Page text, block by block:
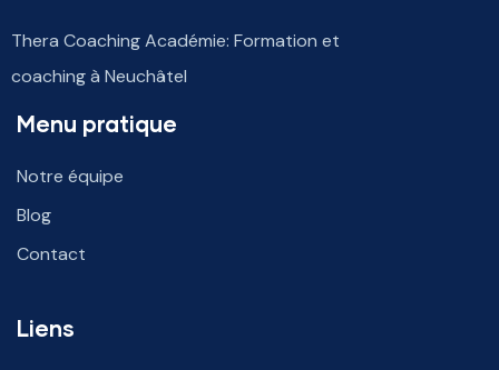
Thera Coaching Académie: Formation et
coaching à Neuchâtel
Menu pratique
Notre équipe
Blog
Contact
Liens